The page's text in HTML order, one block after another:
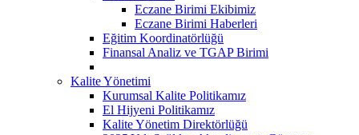
Eczane Birimi Ekibimiz
Eczane Birimi Haberleri
Eğitim Koordinatörlüğü
Finansal Analiz ve TGAP Birimi
Kalite Yönetimi
Kurumsal Kalite Politikamız
El Hijyeni Politikamız
Kalite Yönetim Direktörlüğü